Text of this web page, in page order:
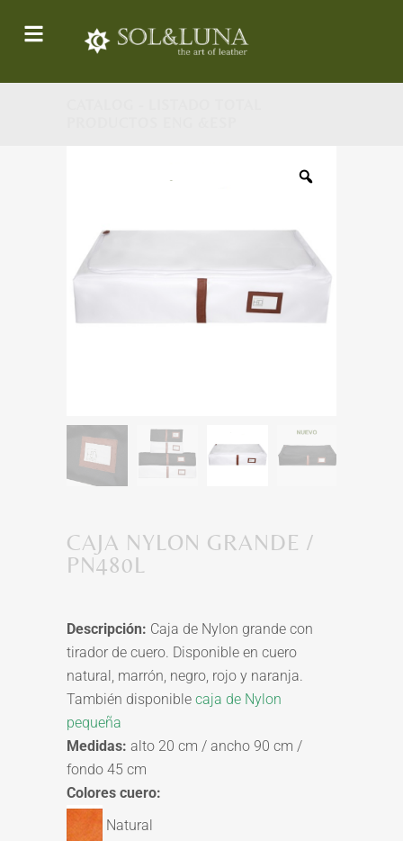
CAJA NYLON GRANDE /
PN480L
Descripción: Caja de Nylon grande con
tirador de cuero. Disponible en cuero
natural, marrón, negro, rojo y naranja.
También disponible caja de Nylon
pequeña
Medidas: alto 20 cm / ancho 90 cm /
fondo 45 cm
Colores cuero:
Natural